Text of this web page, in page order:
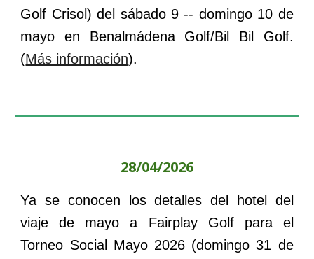
Golf Crisol) del sábado 9 -- domingo 10 de
mayo en Benalmádena Golf/Bil Bil Golf.
(Más información).
28/04/2026
Ya se conocen los detalles del hotel del
viaje de mayo a Fairplay Golf para el
Torneo Social Mayo 2026 (domingo 31 de